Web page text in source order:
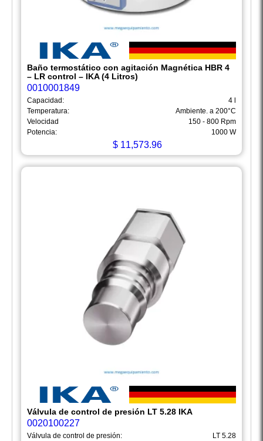
Baño termostático con agitación Magnética HBR 4
– LR control – IKA (4 Litros)
0010001849
Capacidad:
4 l
Temperatura:
Ambiente. a 200°C
Velocidad
150 - 800 Rpm
Potencia:
1000 W
$ 11,573.96
Válvula de control de presión LT 5.28 IKA
0020100227
Válvula de control de presión:
LT 5.28